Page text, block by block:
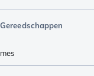
Gereedschappen
mes